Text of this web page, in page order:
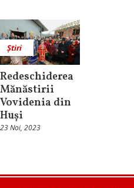
Știri
Redeschiderea
Mănăstirii
Vovidenia din
Huși
23 Noi, 2023